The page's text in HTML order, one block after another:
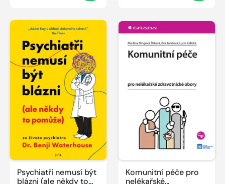
Psychiatři nemusí být
blázni (ale někdy to
Komunitní péče pro
nelékařské